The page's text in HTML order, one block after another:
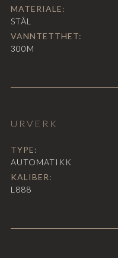
MATERIALE:
STÅL
VANNTETTHET:
300M
URVERK
TYPE:
AUTOMATIKK
KALIBER:
L888